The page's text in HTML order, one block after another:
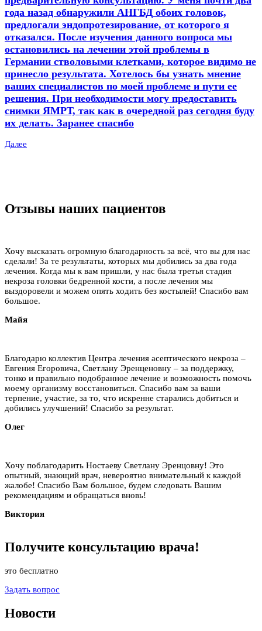
года назад обнаружили АНГБД обоих головок,
предлогали эндопротезирование, от которого я
отказался. После изучения данного вопроса мы
остановились на лечении этой проблемы в
Германии стволовыми клетками, которое видимо не
принесло результата. Хотелось бы узнать мнение
ваших специалистов по моей проблеме и пути ее
решения. При необходимости могу предоставить
снимки ЯМРТ, так как в очередной раз сегодня буду
их делать. Заранее спасибо
Далее
Отзывы наших пациентов
Хочу высказать огромную благодарность за всё, что вы для нас
сделали! За те результаты, которых мы добились за два года
лечения. Когда мы к вам пришли, у нас была третья стадия
некроза головки бедренной кости, а после лечения мы
выздоровели и можем опять ходить без костылей! Спасибо вам
большое.
Майя
Благодарю коллектив Центра лечения асептического некроза –
Евгения Егоровича, Светлану Эренценовну – за поддержку,
тонко и правильно подобранное лечение и возможность помочь
моему организму восстановиться. Спасибо вам за ваши
терпение, участие, за то, что искренне старались добиться и
добились улучшений! Спасибо за результат.
Олег
Хочу поблагодарить Ностаеву Светлану Эренцовну! Это
опытный, знающий врач, невероятно внимательный к каждой
жалобе! Спасибо Вам большое, будем следовать Вашим
рекомендациям и обращаться вновь!
Виктория
Получите консультацию врача!
это бесплатно
Задать вопрос
Новости